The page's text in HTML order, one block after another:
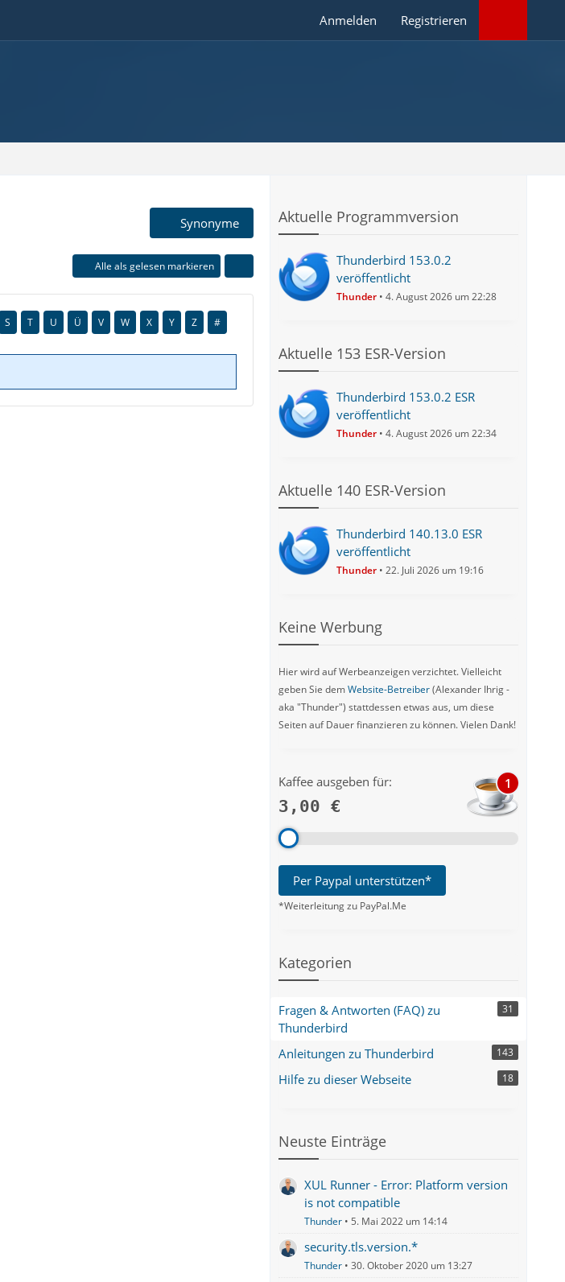
Anmelden Registrieren
Synonyme
Alle als gelesen markieren
S T U Ü V W X Y Z #
Aktuelle Programmversion
Thunderbird 153.0.2
veröffentlicht
Thunder 4. August 2026 um 22:28
Aktuelle 153 ESR-Version
Thunderbird 153.0.2 ESR
veröffentlicht
Thunder 4. August 2026 um 22:34
Aktuelle 140 ESR-Version
Thunderbird 140.13.0 ESR
veröffentlicht
Thunder 22. Juli 2026 um 19:16
Keine Werbung
Hier wird auf Werbeanzeigen verzichtet. Vielleicht
geben Sie demWebsite-Betreiber(Alexander Ihrig -
aka "Thunder") stattdessen etwas aus, um diese
Seiten auf Dauer finanzieren zu können. Vielen Dank!
Kaffee ausgeben für:
3,00 €
1
Per Paypal unterstützen*
*Weiterleitung zu PayPal.Me
Kategorien
Fragen & Antworten (FAQ) zu
Thunderbird
31
Anleitungen zu Thunderbird 143
Hilfe zu dieser Webseite 18
Neuste Einträge
XUL Runner - Error: Platform version
is not compatible
Thunder 5. Mai 2022 um 14:14
security.tls.version.*
Thunder 30. Oktober 2020 um 13:27